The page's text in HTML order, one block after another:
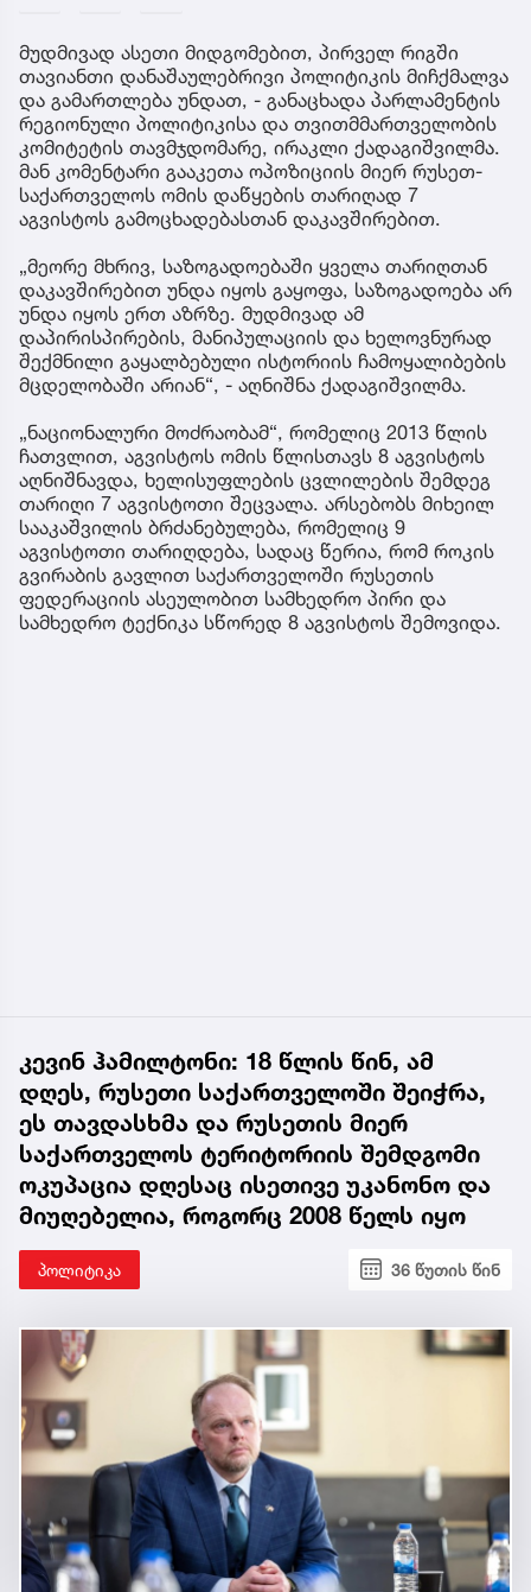
მუდმივად ასეთი მიდგომებით, პირველ რიგში
თავიანთი დანაშაულებრივი პოლიტიკის მიჩქმალვა
და გამართლება უნდათ, - განაცხადა პარლამენტის
რეგიონული პოლიტიკისა და თვითმმართველობის
კომიტეტის თავმჯდომარე, ირაკლი ქადაგიშვილმა.
მან კომენტარი გააკეთა ოპოზიციის მიერ რუსეთ-
საქართველოს ომის დაწყების თარიღად 7
აგვისტოს გამოცხადებასთან დაკავშირებით.
„მეორე მხრივ, საზოგადოებაში ყველა თარიღთან
დაკავშირებით უნდა იყოს გაყოფა, საზოგადოება არ
უნდა იყოს ერთ აზრზე. მუდმივად ამ
დაპირისპირების, მანიპულაციის და ხელოვნურად
შექმნილი გაყალბებული ისტორიის ჩამოყალიბების
მცდელობაში არიან“, - აღნიშნა ქადაგიშვილმა.
„ნაციონალური მოძრაობამ“, რომელიც 2013 წლის
ჩათვლით, აგვისტოს ომის წლისთავს 8 აგვისტოს
აღნიშნავდა, ხელისუფლების ცვლილების შემდეგ
თარიღი 7 აგვისტოთი შეცვალა. არსებობს მიხეილ
სააკაშვილის ბრძანებულება, რომელიც 9
აგვისტოთი თარიღდება, სადაც წერია, რომ როკის
გვირაბის გავლით საქართველოში რუსეთის
ფედერაციის ასეულობით სამხედრო პირი და
სამხედრო ტექნიკა სწორედ 8 აგვისტოს შემოვიდა.
კევინ ჰამილტონი: 18 წლის წინ, ამ
დღეს, რუსეთი საქართველოში შეიჭრა,
ეს თავდასხმა და რუსეთის მიერ
საქართველოს ტერიტორიის შემდგომი
ოკუპაცია დღესაც ისეთივე უკანონო და
მიუღებელია, როგორც 2008 წელს იყო
პოლიტიკა 36 წუთის წინ